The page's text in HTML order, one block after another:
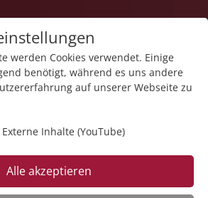
ist täglich Gold
werden Cookies verwendet. Einige
benötigt, während es uns andere
auf unserer Webseite zu
Externe Inhalte (YouTube)
Alle akzeptieren